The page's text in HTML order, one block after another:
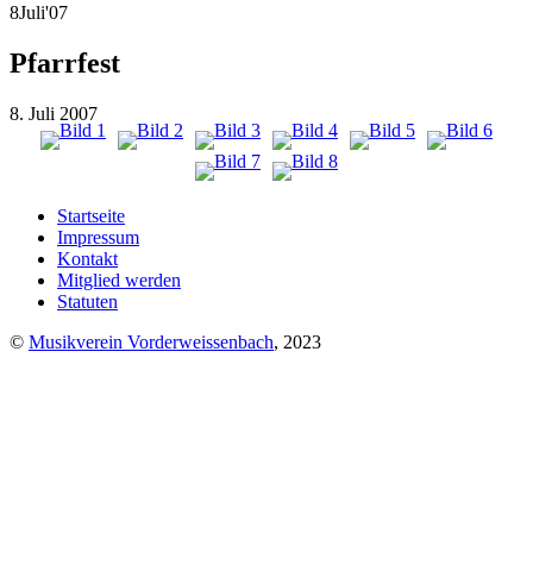
8Juli'07
Pfarrfest
8. Juli 2007
Startseite
Impressum
Kontakt
Mitglied werden
Statuten
© Musikverein Vorderweissenbach, 2023